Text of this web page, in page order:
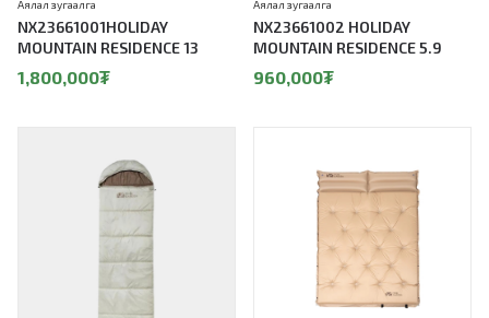
NX23661001HOLIDAY
MOUNTAIN RESIDENCE 13
Аялал зугаалга
1,800,000₮
NX23661002 HOLIDAY
MOUNTAIN RESIDENCE 5.9
Аялал зугаалга
960,000₮